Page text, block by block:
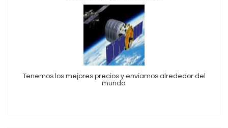
Tenemos los mejores precios y enviamos alrededor del
mundo.